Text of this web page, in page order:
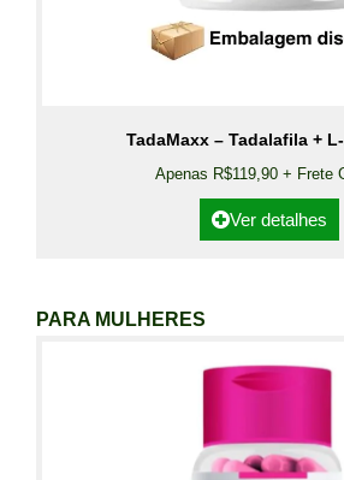
TadaMaxx – Tadalafila +
Apenas R$119,90 + Frete
Ver detalhes
PARA MULHERES